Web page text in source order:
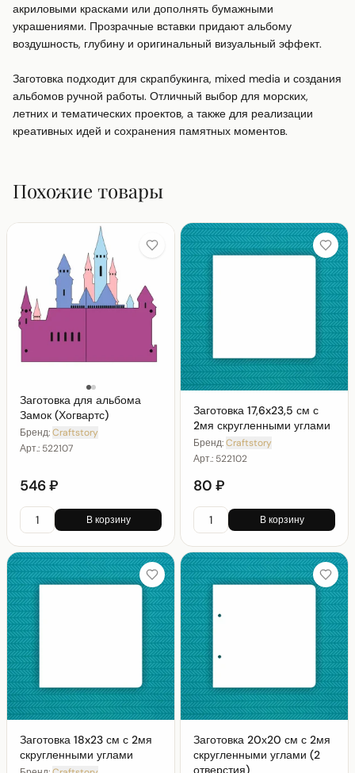
акриловыми красками или дополнять бумажными
украшениями. Прозрачные вставки придают альбому
воздушность, глубину и оригинальный визуальный эффект.
Заготовка подходит для скрапбукинга, mixed media и создания
альбомов ручной работы. Отличный выбор для морских,
летних и тематических проектов, а также для реализации
креативных идей и сохранения памятных моментов.
Похожие товары
Заготовка для альбома
Замок (Хогвартс)
Бренд:Craftstory
Арт.: 522107
546 ₽
В корзину
Заготовка 17,6x23,5 см с
2мя скругленными углами
Бренд:Craftstory
Арт.: 522102
80 ₽
В корзину
Заготовка 18x23 см с 2мя
скругленными углами
Заготовка 20х20 см с 2мя
скругленными углами (2
отверстия)